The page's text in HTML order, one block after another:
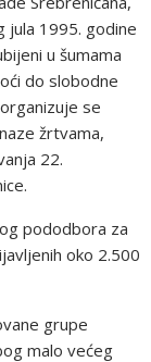
jula 1995. godine
u šumama
do slobodne
se
žrtvama,
22.
pododbora za
oko 2.500
grupe
malo većeg